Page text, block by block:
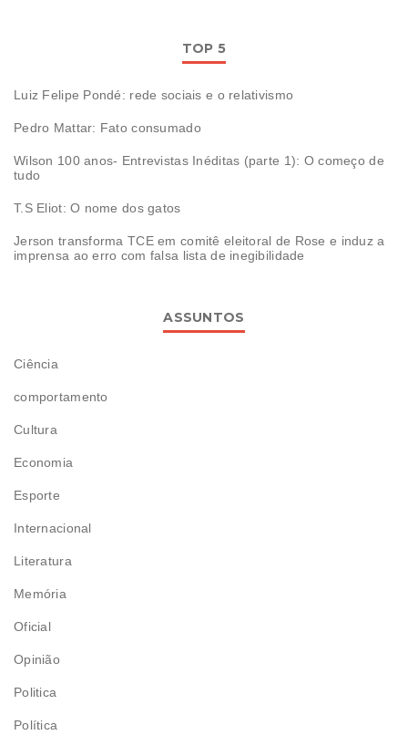
TOP 5
Luiz Felipe Pondé: rede sociais e o relativismo
Pedro Mattar: Fato consumado
Wilson 100 anos- Entrevistas Inéditas (parte 1): O começo de
tudo
T.S Eliot: O nome dos gatos
Jerson transforma TCE em comitê eleitoral de Rose e induz a
imprensa ao erro com falsa lista de inegibilidade
ASSUNTOS
Ciência
comportamento
Cultura
Economia
Esporte
Internacional
Literatura
Memória
Oficial
Opinião
Politica
Política